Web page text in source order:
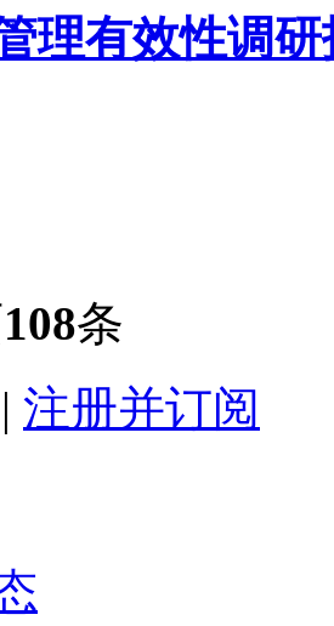
理有效性调
108条
| 注册并订阅